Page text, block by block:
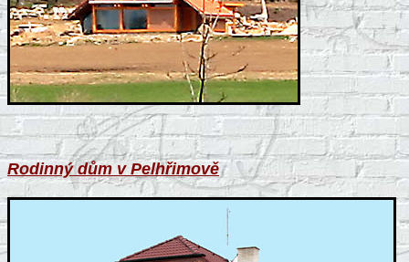
Rodinný dům v Pelhřimově